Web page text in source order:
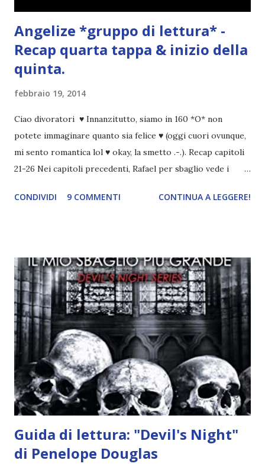
Angelize *gruppo di lettura* -
Recap quarta tappa & inizio della
quinta.
febbraio 19, 2014
Ciao divoratori ♥ Innanzitutto, siamo in 160 *O* non
potete immaginare quanto sia felice ♥ (oggi cuori ovunque,
mi sento romantica lol ♥ okay, la smetto .-.). Recap capitoli
21-26 Nei capitoli precedenti, Rafael per sbaglio vede i
incontrano e Hesediel mostra loro come combattere i puri.
angelo puro, Elemiah. Ma, a differenza di cosa pensano,
l'angelo non ha intenzione di fare una strage, piuttosto è lì
per avvertili che Mikael non è più "l'angelo puro" che
credono e che potrebbe aver ucciso altri mezzi angeli, tipo
Rafael. A quelle parole, Haniel seguito da altri ibridi, si reca
nell'appartamento, senza risultati. Infine cercano nella
chiesetta. Lì trovano Rafael alle prese con gli angeli puri,
ma questa volta ...
CONDIVIDI 9 COMMENTI CONTINUA A LEGGERE!
Guida di lettura: "Devil's Night"
di Penelope Douglas